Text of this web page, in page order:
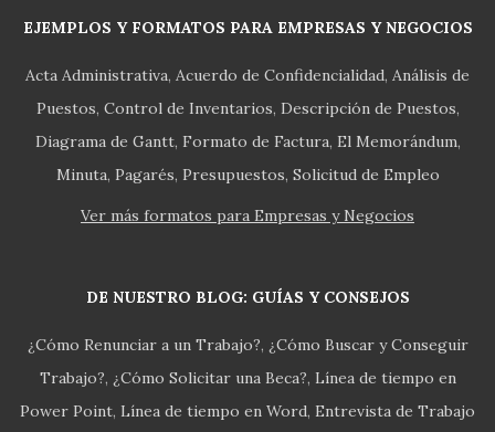
EJEMPLOS Y FORMATOS PARA EMPRESAS Y NEGOCIOS
Acta Administrativa Acuerdo de Confidencialidad Análisis de
Puestos Control de Inventarios Descripción de Puestos
Diagrama de Gantt Formato de Factura El Memorándum
Minuta Pagarés Presupuestos Solicitud de Empleo
Ver más formatos para Empresas y Negocios
DE NUESTRO BLOG: GUÍAS Y CONSEJOS
¿Cómo Renunciar a un Trabajo? ¿Cómo Buscar y Conseguir
Trabajo? ¿Cómo Solicitar una Beca? Línea de tiempo en
Power Point Línea de tiempo en Word Entrevista de Trabajo